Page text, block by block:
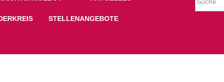
STELLENANGEBOTE